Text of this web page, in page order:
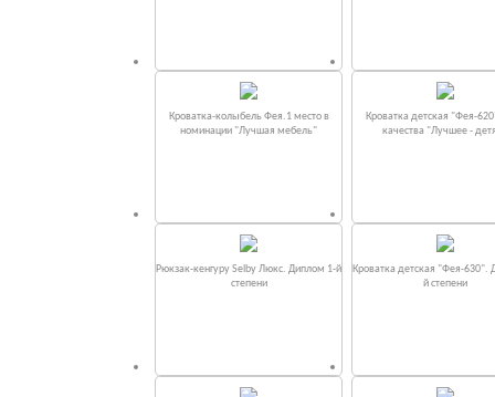
Кроватка-колыбель Фея.1 место в
номинации "Лучшая мебель"
Кроватка детская "Фея-
качества "Лучшее -
Рюкзак-кенгуру Selby Люкс. Диплом 1-й
степени
Кроватка детская "Фея-630".
й степени